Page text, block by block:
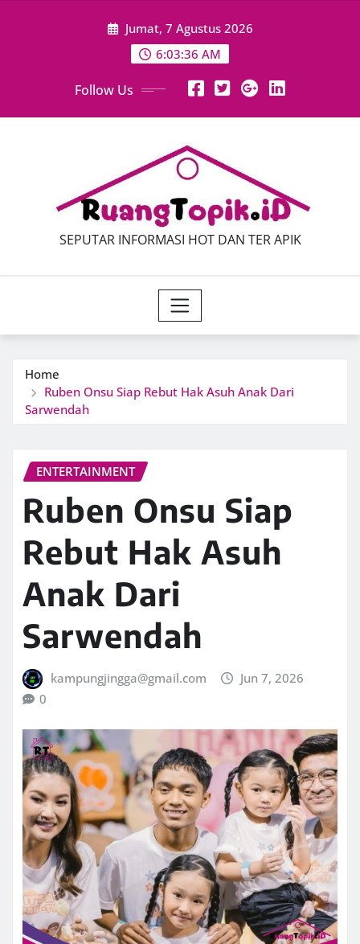
Jumat, 7 Agustus 2026
6:03:38 AM
Follow Us
SEPUTAR INFORMASI HOT DAN TER APIK
Home
Ruben Onsu Siap Rebut Hak Asuh Anak Dari
Sarwendah
ENTERTAINMENT
Ruben Onsu Siap
Rebut Hak Asuh
Anak Dari
Sarwendah
kampungjingga@gmail.com
Jun 7, 2026
0